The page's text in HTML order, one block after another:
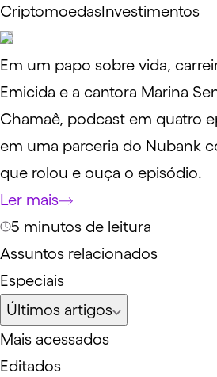
CriptomoedasInvestimentos
Em um papo sobre vida,
Emicida e a cantora Marina
Chamaê, podcast em quatro
em uma parceria do Nubank
que rolou e ouça o episódio.
Ler mais
5 minutos de leitura
Assuntos relacionados
Especiais
Últimos artigos
Mais acessados
Editados